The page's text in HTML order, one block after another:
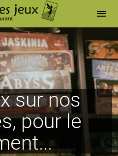
menu
sur nos
pour le